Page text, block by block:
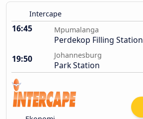
Intercape
16:45 Mpumalanga
Perdekop Filling Station
19:50
Johannesburg
Park Station